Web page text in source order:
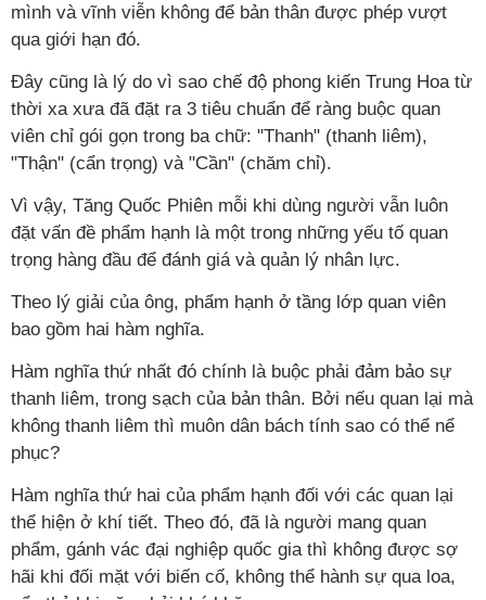
mình và vĩnh viễn không để bản thân được phép vượt
qua giới hạn đó.
Đây cũng là lý do vì sao chế độ phong kiến Trung Hoa từ
thời xa xưa đã đặt ra 3 tiêu chuẩn để ràng buộc quan
viên chỉ gói gọn trong ba chữ: "Thanh" (thanh liêm),
"Thận" (cẩn trọng) và "Cần" (chăm chỉ).
Vì vậy, Tăng Quốc Phiên mỗi khi dùng người vẫn luôn
đặt vấn đề phẩm hạnh là một trong những yếu tố quan
trọng hàng đầu để đánh giá và quản lý nhân lực.
Theo lý giải của ông, phẩm hạnh ở tầng lớp quan viên
bao gồm hai hàm nghĩa.
Hàm nghĩa thứ nhất đó chính là buộc phải đảm bảo sự
thanh liêm, trong sạch của bản thân. Bởi nếu quan lại mà
không thanh liêm thì muôn dân bách tính sao có thể nể
phục?
Hàm nghĩa thứ hai của phẩm hạnh đối với các quan lại
thể hiện ở khí tiết. Theo đó, đã là người mang quan
phẩm, gánh vác đại nghiệp quốc gia thì không được sợ
hãi khi đối mặt với biến cố, không thể hành sự qua loa,